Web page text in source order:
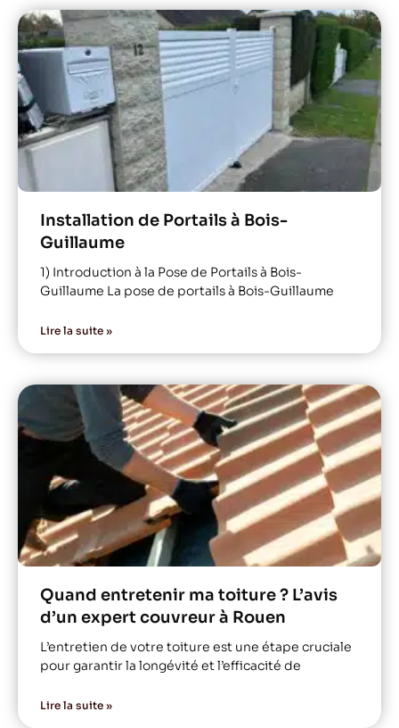
Installation de Portails à Bois-
Guillaume
1) Introduction à la Pose de Portails à Bois-
Guillaume La pose de portails à Bois-Guillaume
Lire la suite »
Quand entretenir ma toiture ? L’avis
d’un expert couvreur à Rouen
L’entretien de votre toiture est une étape cruciale
pour garantir la longévité et l’efficacité de
Lire la suite »